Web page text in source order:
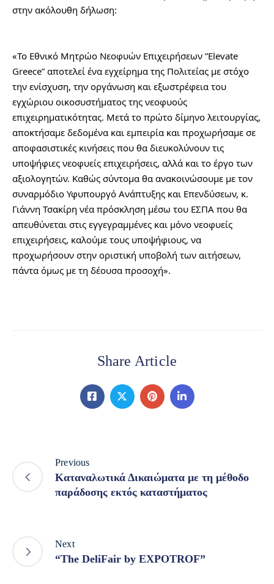
στην ακόλουθη δήλωση:
«Το Εθνικό Μητρώο Νεοφυών Επιχειρήσεων ”Elevate
Greece” αποτελεί ένα εγχείρημα της Πολιτείας με στόχο
την ενίσχυση, την οργάνωση και εξωστρέφεια του
εγχώριου οικοσυστήματος της νεοφυούς
επιχειρηματικότητας. Μετά το πρώτο δίμηνο λειτουργίας,
αποκτήσαμε δεδομένα και εμπειρία και προχωρήσαμε σε
αποφασιστικές κινήσεις που θα διευκολύνουν τις
υποψήφιες νεοφυείς επιχειρήσεις, αλλά και το έργο των
αξιολογητών. Καθώς σύντομα θα ανακοινώσουμε με τον
συναρμόδιο Υφυπουργό Ανάπτυξης και Επενδύσεων, κ.
Γιάννη Τσακίρη νέα πρόσκληση μέσω του ΕΣΠΑ που θα
απευθύνεται στις εγγεγραμμένες και μόνο νεοφυείς
επιχειρήσεις, καλούμε τους υποψήφιους, να
προχωρήσουν στην οριστική υποβολή των αιτήσεων,
πάντα όμως με τη δέουσα προσοχή».
Share Article
Previous
Καταναλωτικά Δικαιώματα με τη μέθοδο
παράδοσης εκτός καταστήματος
Next
“The DeliFair by EXPOTROF”